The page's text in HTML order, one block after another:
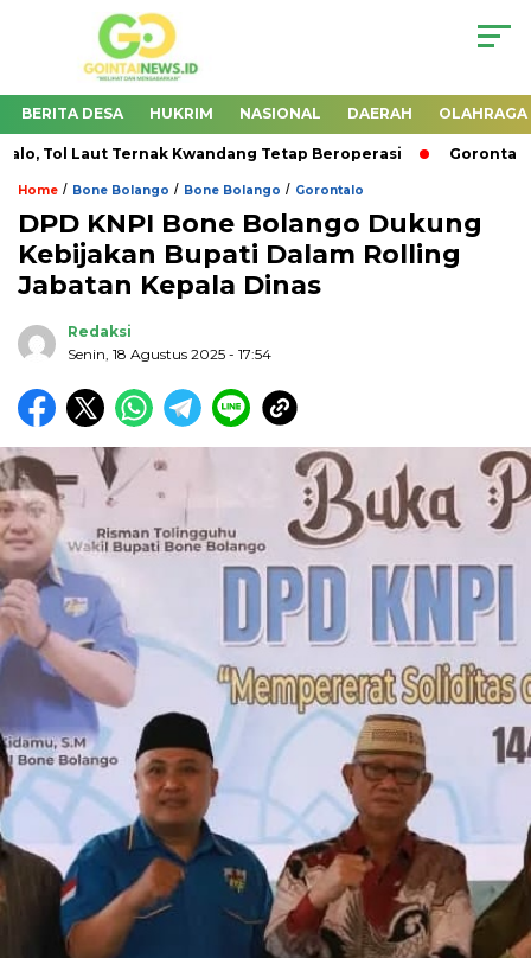
BERITA DESA HUKRIM NASIONAL DAERAH OLAHRAGA
Tol Laut Ternak Kwandang Tetap Beroperasi Gorontalo
Home / Bone Bolango / Bone Bolango / Gorontalo
DPD KNPI Bone Bolango Dukung
Kebijakan Bupati Dalam Rolling
Jabatan Kepala Dinas
Redaksi
Senin, 18 Agustus 2025 - 17:54